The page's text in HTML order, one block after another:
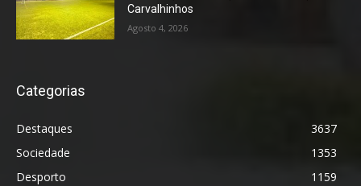
Carvalhinhos
Agosto 4, 2026
Categorias
Destaques
3637
Sociedade
1353
Desporto
1159